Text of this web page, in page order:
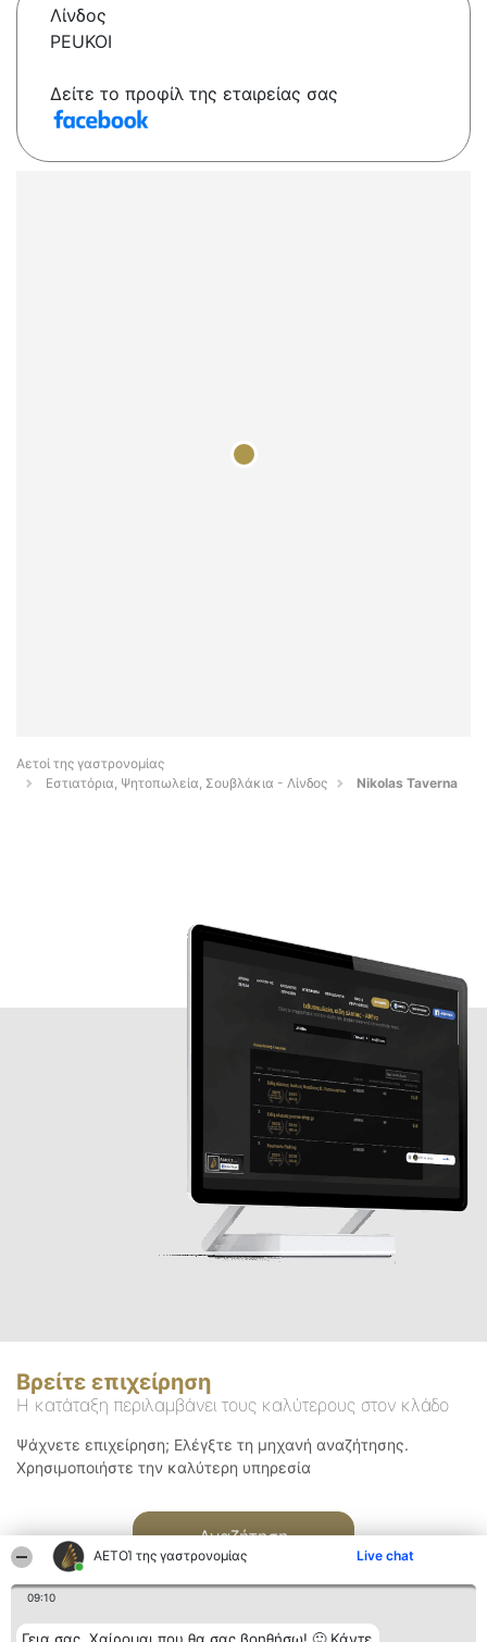
ΑΕΤΟΊ της γαστρονομίας Live chat
09:10
Λίνδος
PEUKOI
Δείτε το προφίλ της εταιρείας σας
Αετοί της γαστρονομίας
Εστιατόρια, Ψητοπωλεία, Σουβλάκια - Λίνδος
Nikolas Taverna
Βρείτε επιχείρηση
Η κατάταξη περιλαμβάνει τους καλύτερους στον κλάδο
Ψάχνετε επιχείρηση; Ελέγξτε τη μηχανή αναζήτησης.
Χρησιμοποιήστε την καλύτερη υπηρεσία
Αναζήτηση